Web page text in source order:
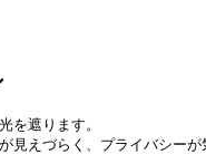
を遮ります。
見えづらく、プライバシーが